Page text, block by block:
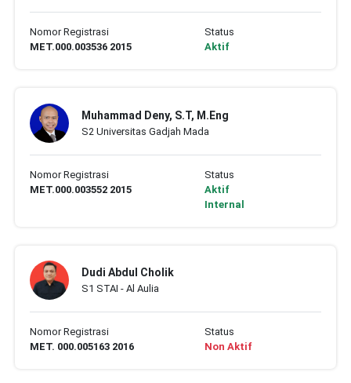
Nomor Registrasi
MET.000.003536 2015
Status
Aktif
Muhammad Deny, S.T, M.Eng
S2 Universitas Gadjah Mada
Nomor Registrasi
MET.000.003552 2015
Status
Aktif
Internal
Dudi Abdul Cholik
S1 STAI - Al Aulia
Nomor Registrasi
MET. 000.005163 2016
Status
Non Aktif